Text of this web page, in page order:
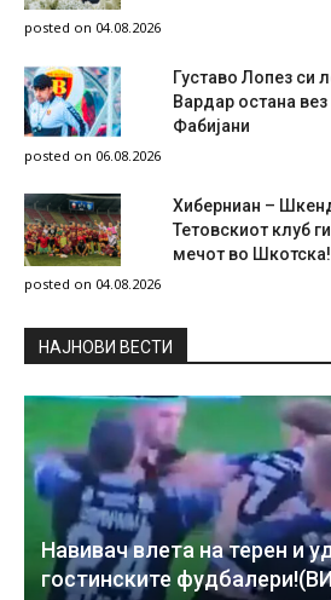
posted on 04.08.2026
Густаво Лопез си
Вардар остана вез
Фабијани
posted on 06.08.2026
Хиберниан –
Тетовскиот клуб
мечот во Шкотска!
posted on 04.08.2026
НAЈНОВИ ВЕСТИ
Навивач влета на терен и
гостинските